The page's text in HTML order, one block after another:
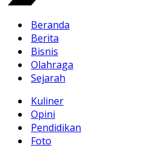
Beranda
Berita
Bisnis
Olahraga
Sejarah
Kuliner
Opini
Pendidikan
Foto